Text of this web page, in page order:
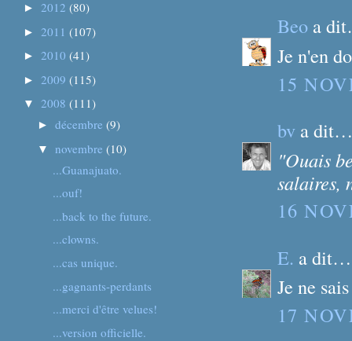
Beoa
Je n'en
15
bva dit…
"Ouais
salaires,
16
E. a dit…
Je ne
17
►2012(80)
►2011(107)
►2010(41)
►2009(115)
▼2008(111)
►décembre(9)
▼ novembre(10)
...Guanajuato.
...ouf!
...back to the future.
...clowns.
...cas unique.
...gagnants-perdants
...merci d'être velues!
...version officielle.